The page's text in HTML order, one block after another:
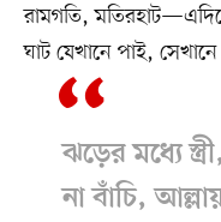
রামগতি,
ঘাট যেখানে পাই, সেখানে
ঝড়ের মধ্যে
না বাঁচি,